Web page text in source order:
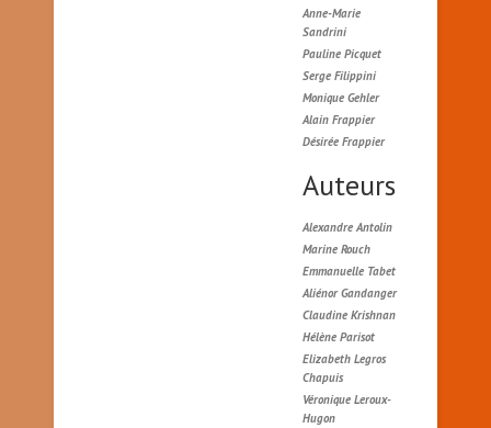
Anne-Marie
Sandrini
Pauline Picquet
Serge Filippini
Monique Gehler
Alain Frappier
Désirée Frappier
Auteurs
Alexandre Antolin
Marine Rouch
Emmanuelle Tabet
Aliénor Gandanger
Claudine Krishnan
Hélène Parisot
Elizabeth Legros
Chapuis
Véronique Leroux-
Hugon